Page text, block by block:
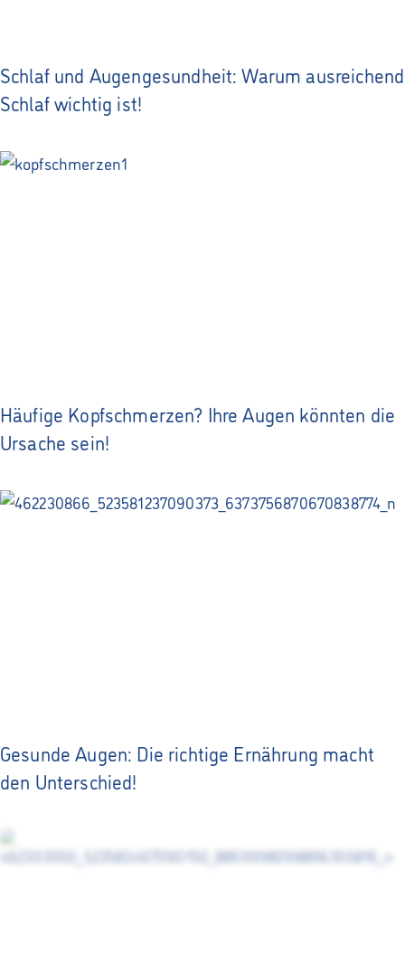
Schlaf und Augengesundheit: Warum ausreichend
Schlaf wichtig ist!
Häufige Kopfschmerzen? Ihre Augen könnten die
Ursache sein!
Gesunde Augen: Die richtige Ernährung macht
den Unterschied!